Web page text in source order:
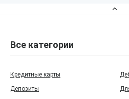
Все категории
Кредитные карты
Депозиты